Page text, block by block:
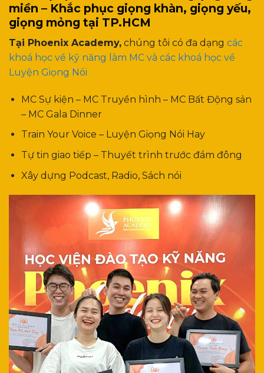
miền – Khắc phục giọng khàn, giọng yếu,
giọng mỏng tại TP.HCM
Tại Phoenix Academy, chúng tôi có đa dạng các
khoá học về kỹ năng làm MC và các khoá học về
Luyện Giọng Nói
MC Sự kiện – MC Truyền hình – MC Bất Động sản
– MC Gala Dinner
Train Your Voice – Luyện Giọng Nói Hay
Tự tin giao tiếp – Thuyết trình trước đám đông
Xây dựng Podcast, Radio, Sách nói